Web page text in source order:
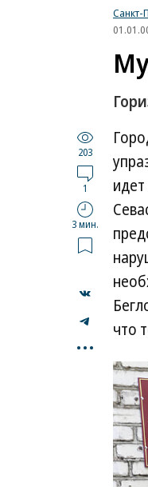
Санкт-
203
1
3 мин.
...
что